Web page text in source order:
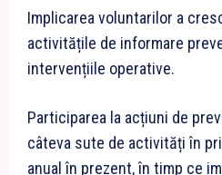
Implicarea voluntarilor a
activitățile de informare
intervențiile operative.
Participarea la acțiuni de
câteva sute de activități în
anual în prezent, în timp ce